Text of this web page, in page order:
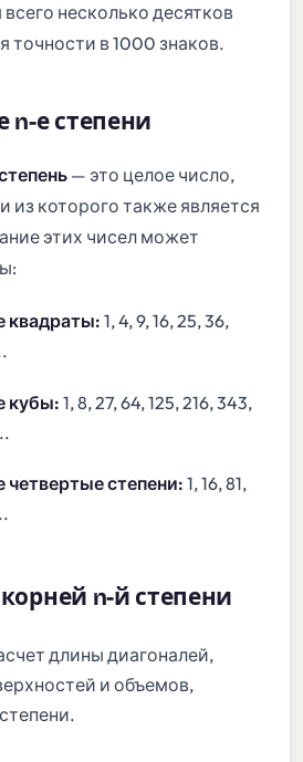
несколько десятков
точности в 1000 знаков.
е степени
— это целое число,
из которого также является
этих чисел может
квадраты: 1, 4, 9, 16, 25, 36,
кубы:1, 8, 27, 64, 125, 216, 343,
степени: 1, 16, 81,
n-й степени
длины диагоналей,
и объемов,